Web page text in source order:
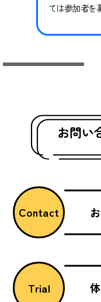
ては参加者を
継続ではあり
参加いただけ
お問い
Contact
Trial